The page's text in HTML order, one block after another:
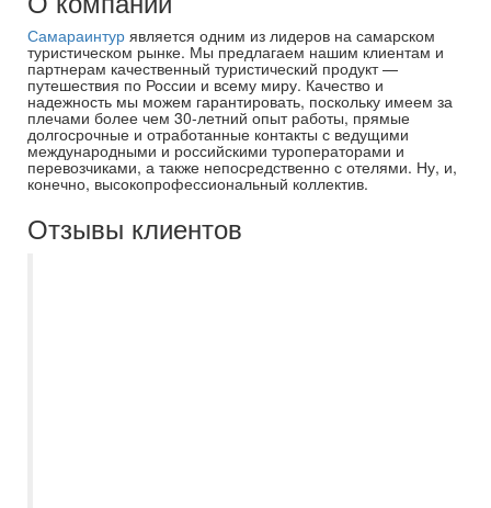
Самараинтур является одним из лидеров на самарском
туристическом рынке. Мы предлагаем нашим клиентам и
партнерам качественный туристический продукт —
путешествия по России и всему миру. Качество и
надежность мы можем гарантировать, поскольку имеем за
плечами более чем 30-летний опыт работы, прямые
долгосрочные и отработанные контакты с ведущими
международными и российскими туроператорами и
перевозчиками, а также непосредственно с отелями. Ну, и,
конечно, высокопрофессиональный коллектив.
Отзывы клиентов